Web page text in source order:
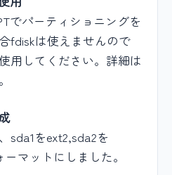
でパーティショニングを
fdiskは使えませんので
用してください。詳細は
sda1をext2,sda2を
マットにしました。